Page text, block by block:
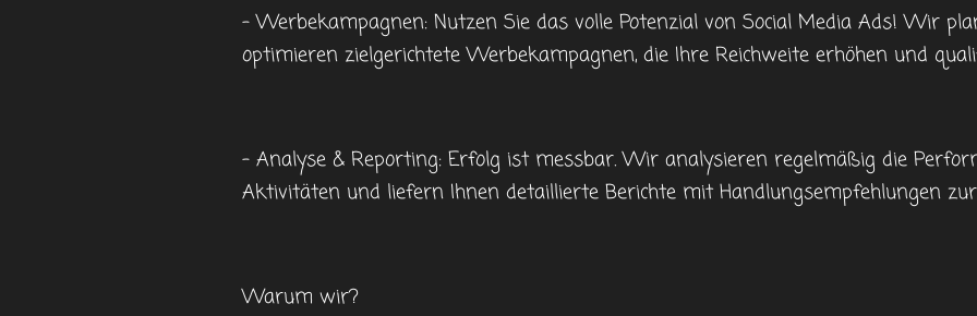
- Werbekampagnen: Nutzen Sie das volle Potenzial von Social Media Ads! Wir
optimieren zielgerichtete Werbekampagnen, die Ihre Reichweite erhöhen und
- Analyse & Reporting: Erfolg ist messbar. Wir analysieren regelmäßig die
Aktivitäten und liefern Ihnen detaillierte Berichte mit Handlungsempfehlungen
Warum wir?